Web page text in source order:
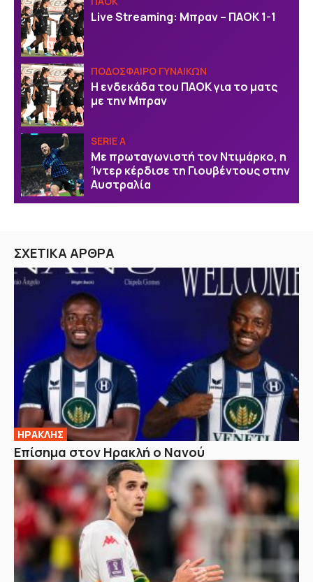
Live Streaming: Μπραν – ΠΑΟΚ 1-1
ΠΟΔΟΣΦΑΙΡΟ ΓΥΝΑΙΚΩΝ
Η ενδεκάδα του ΠΑΟΚ για το ματς
με την Μπραν
SERIE A
Με πρωταγωνιστή τον Ντιμάρκο, η
Ίντερ κέρδισε τη Γιουβέντους στην
Αυστραλία
ΣΧΕΤΙΚΑ ΑΡΘΡΑ
ΗΡΑΚΛΗΣ
Επίσημα στον Ηρακλή ο Νανού